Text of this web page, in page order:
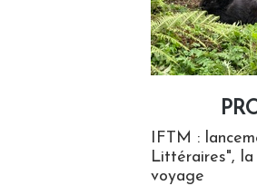
IFTM :
Littéraires",
voyage